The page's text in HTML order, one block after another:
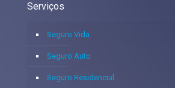
Serviços
Seguro Vida
Seguro Auto
Seguro Residencial